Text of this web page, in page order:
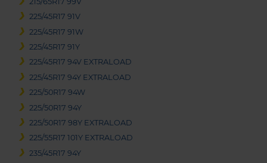
225/45R17 91V
225/45R17 91W
225/45R17 91Y
225/45R17 94V EXTRALOAD
225/45R17 94Y EXTRALOAD
225/50R17 94W
225/50R17 94Y
225/50R17 98Y EXTRALOAD
225/55R17 101Y EXTRALOAD
235/45R17 94Y